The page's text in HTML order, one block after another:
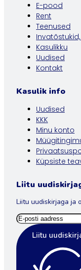
E-pood
Rent
Teenused
Kasulikku
Uudised
Kontakt
Kasulik info
Uudised
KKK
Minu konto
Küpsiste
Liitu
Liitu uudiskirjaga ja
Liitu